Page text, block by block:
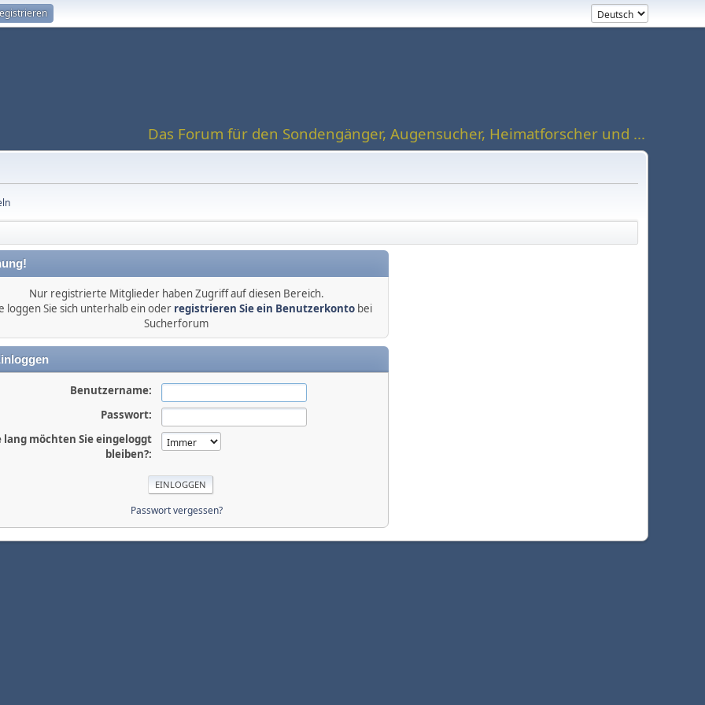
Das Forum für den Sondengänger, Augensucher, Heimatforscher und ...
Nur registrierte Mitglieder haben Zugriff auf diesen Bereich.
loggen Sie sich unterhalb ein oder registrieren Sie ein Benutzerkontobei
Sucherforum
Benutzername:
Passwort:
lang möchten Sie eingeloggt
bleiben?:
Passwort vergessen?